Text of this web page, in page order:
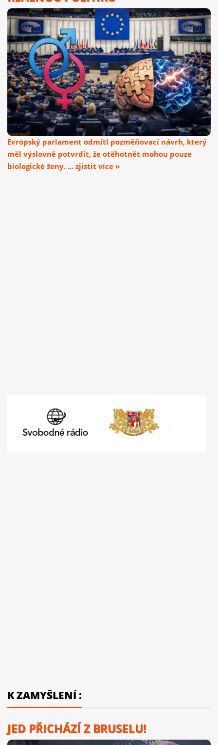
Evropský parlament odmítl pozměňovací návrh, který
měl výslovně potvrdit, že otěhotnět mohou pouze
biologické ženy. ... zjistit více »
K ZAMYŠLENÍ :
JED PŘICHÁZÍ Z BRUSELU!